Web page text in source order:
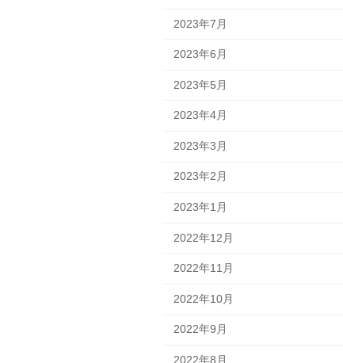
2023年7月
2023年6月
2023年5月
2023年4月
2023年3月
2023年2月
2023年1月
2022年12月
2022年11月
2022年10月
2022年9月
2022年8月